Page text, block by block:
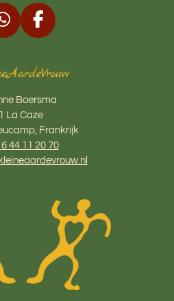
W
t
A
p
p
F
e
o
o
k
Boersma
1 La Caze
Frankrijk
44 11 20 70